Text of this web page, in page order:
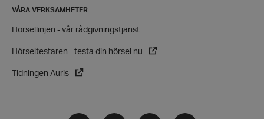
VÅRA VERKSAMHETER
Hörsellinjen - vår rådgivningstjänst
Hörseltestaren - testa din hörsel nu
Tidningen Auris